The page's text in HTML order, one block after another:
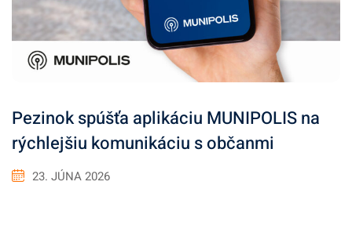
Pezinok spúšťa aplikáciu MUNIPOLIS na
rýchlejšiu komunikáciu s občanmi
23. JÚNA 2026